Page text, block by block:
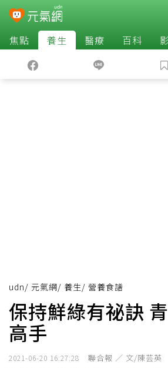
焦點 養生 醫療 百科
udn/ 元氣網/ 養生/ 營養食譜
保持鮮綠有祕訣
高手
2021-06-20 16:27:28 聯合報 ／ 文/陳芸英